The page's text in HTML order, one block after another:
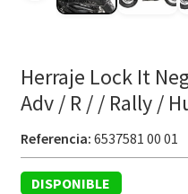
Herraje Lock It
Adv / R / / Rally /
Referencia: 6537581 00 01
DISPONIBLE